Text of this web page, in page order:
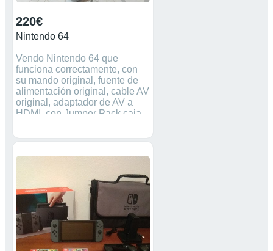
220€
Nintendo 64
Vendo Nintendo 64 que
funciona correctamente, con
su mando original, fuente de
alimentación original, cable AV
original, adaptador de AV a
HDMI, con Jumper Pack,caja
N64, juego Goldeneye, Regalo
caja del juego (R) y Funda
del juego(R). PRECIO NO
NEGOCIABLE!!! SI LO
QUIERES COMPRALO Y TE
LO ENVIO POR WALLAPAY
RECOGIDA EN GASOLINERA
REPSOL CABEZON DE
PISUERGA